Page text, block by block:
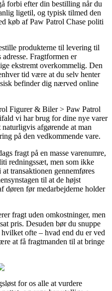
forbi efter din bestilling når du
ligetil, og typisk tilmed den
køb af Paw Patrol Chase politi
produkterne til levering til
Fragtformen er
ekstremt overkommelig. Den
tid være at du selv henter
befinder dig nærved online
Figurer & Biler > Paw Patrol
vi har brug for dine nye varer
afgørende at man
på den vedkommende vare.
fragt på en masse varenumre,
redningssæt, men som ikke
transaktionen gennemføres
til at de højst
døren før medarbejderne holder
fragt uden omkostninger, men
pris. Desuden bør du snuppe
ofte – hvad end du er ved
at få fragtmanden til at bringe
for os alle at vurdere